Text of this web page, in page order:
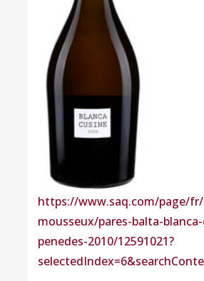
https://www.saq.com/page/
mousseux/pares-balta-
penedes-2010/12591021?